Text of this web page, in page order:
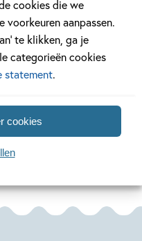
cookies die we
voorkeuren aanpassen.
te klikken, ga je
categorieën cookies
statement.
cookies
Interview met
over ‘Neem
Lees meer